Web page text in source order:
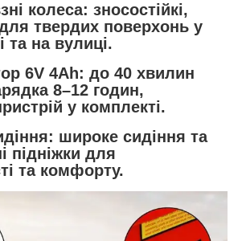
колеса: зносостійкі,
твердих поверхонь у
та на вулиці.
6V 4Ah: до 40 хвилин
8–12 годин,
у комплекті.
широке сидіння та
підніжки для
та комфорту.